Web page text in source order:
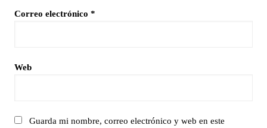
Correo electrónico *
Web
Guarda mi nombre, correo electrónico y web en este